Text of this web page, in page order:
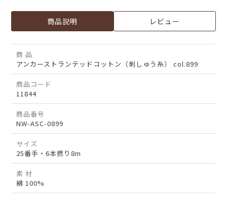
商品説明 レビュー
商 品
アンカーストランテッドコットン（刺しゅう糸） col.899
商品コード
11844
商品番号
NW-ASC-0899
サイズ
25番手・6本撚り8m
素 材
綿 100%